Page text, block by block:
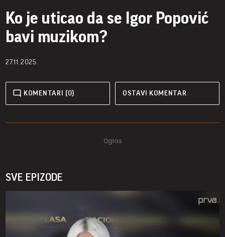
Ko je uticao da se Igor Popović
bavi muzikom?
27.11.2025.
KOMENTARI (0) OSTAVI KOMENTAR
SVE EPIZODE